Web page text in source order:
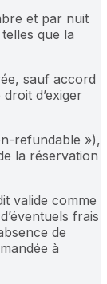
et par nuit
que la
sauf accord
d’exiger
refundable »),
la réservation
valide comme
frais
de
à